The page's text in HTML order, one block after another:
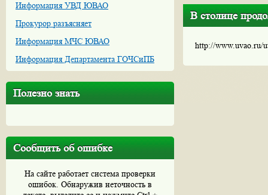
Информация УВД ЮВАО
Прокурор разъясняет
Информация МЧС ЮВАО
Информация Департамента ГОЧСиПБ
Полезно знать
Сообщить об ошибке
На сайте работает система проверки
ошибок. Обнаружив неточность в
В столице
http://www.uvao.ru/